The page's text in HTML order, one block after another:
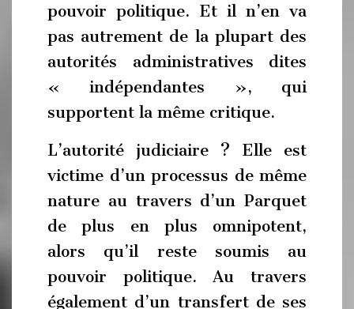
pouvoir politique. Et il n’en va
pas autrement de la plupart des
autorités administratives dites
« indépendantes », qui
supportent la même critique.
L’autorité judiciaire ? Elle est
victime d’un processus de même
nature au travers d’un Parquet
de plus en plus omnipotent,
alors qu’il reste soumis au
pouvoir politique. Au travers
également d’un transfert de ses